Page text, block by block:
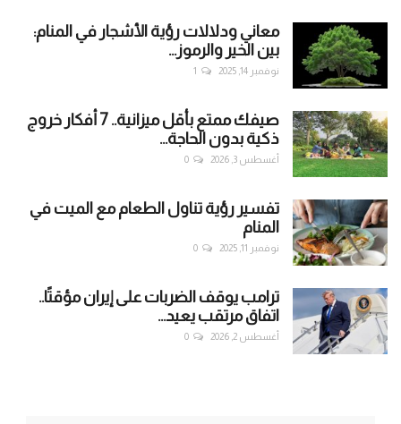
معاني ودلالات رؤية الأشجار في المنام:
بين الخير والرموز...
نوفمبر 14, 2025 1
صيفك ممتع بأقل ميزانية.. 7 أفكار خروج
ذكية بدون الحاجة...
أغسطس 3, 2026 0
تفسير رؤية تناول الطعام مع الميت في
المنام
نوفمبر 11, 2025 0
ترامب يوقف الضربات على إيران مؤقتًا..
اتفاق مرتقب يعيد...
أغسطس 2, 2026 0